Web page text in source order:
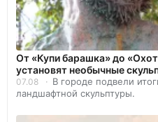
От «Купи барашка» до
установят необычные
07.08
В городе подвели
ландшафтной скульптуры.